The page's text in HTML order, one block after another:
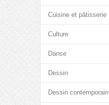
Cuisine et pâtisserie
Culture
Danse
Dessin
Dessin contemporain